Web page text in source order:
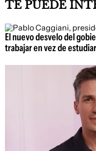
TE PUEDE
El nuevo desvelo del
trabajar en vez de